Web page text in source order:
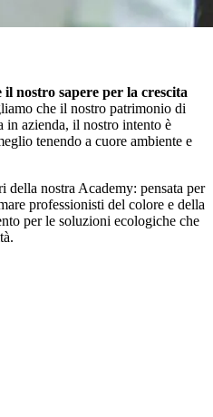
nostro sapere per la crescita
che il nostro patrimonio di
in azienda, il nostro intento è
tenendo a cuore ambiente e
nostra Academy: pensata per
professionisti del colore e della
per le soluzioni ecologiche che